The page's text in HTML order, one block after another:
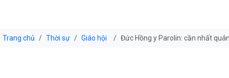
Trang chủ Thời sự Giáo hội Đức Hồng y Parolin: cần nhất